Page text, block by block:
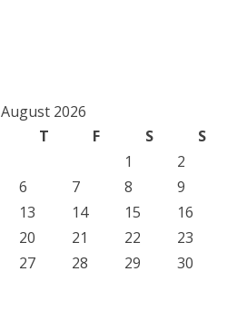
August 2026
T F S
S
1
2
6 7 8
9
13 14 15
16
20 21 22
23
27 28 29
30